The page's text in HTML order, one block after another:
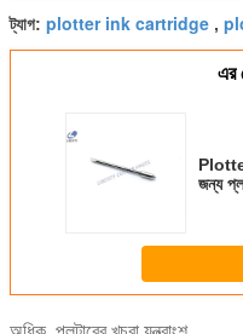
ট্যাগ: plotter ink cartridge ,
এর
জন্য